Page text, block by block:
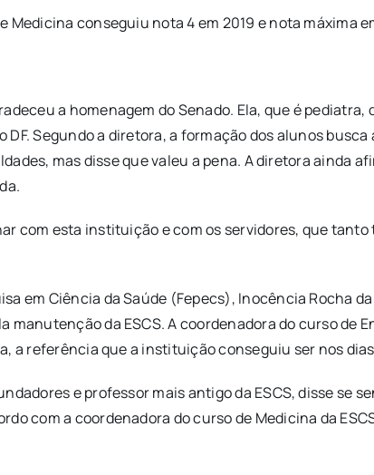
conseguiu nota 4 em 2019 e nota máxima
a homenagem do Senado. Ela, que é
Segundo a diretora, a formação dos alunos
mas disse que valeu a pena. A diretora ainda
com esta instituição e com os servidores, que
em Ciência da Saúde (Fepecs), Inocência Rocha
manutenção da ESCS. A coordenadora do curso de
a referência que a instituição conseguiu ser nos
e professor mais antigo da ESCS, disse se
com a coordenadora do curso de Medicina da